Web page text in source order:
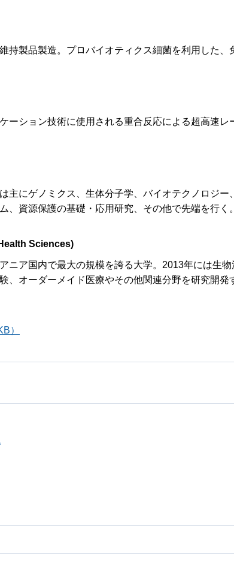
持製品製造。プロバイオティクス細菌を利用した、
ーション技術に使用される重合反応による超高速レ
主にゲノミクス、生体分子学、バイオテクノロジー
、資源保護の基礎・応用研究、その他で先端を行く
Sciences)
ニア国内で最大の規模を誇る大学。2013年には生物
、オーダーメイド医療やその他関連分野を研究開発
）